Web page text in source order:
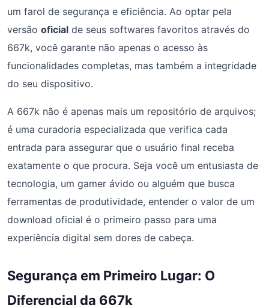
um farol de segurança e eficiência. Ao optar pela
versão oficial de seus softwares favoritos através do
667k, você garante não apenas o acesso às
funcionalidades completas, mas também a integridade
do seu dispositivo.
A 667k não é apenas mais um repositório de arquivos;
é uma curadoria especializada que verifica cada
entrada para assegurar que o usuário final receba
exatamente o que procura. Seja você um entusiasta de
tecnologia, um gamer ávido ou alguém que busca
ferramentas de produtividade, entender o valor de um
download oficial é o primeiro passo para uma
experiência digital sem dores de cabeça.
Segurança em Primeiro Lugar: O
Diferencial da 667k